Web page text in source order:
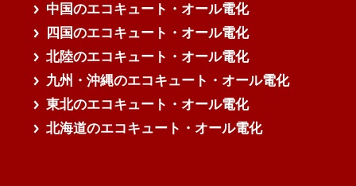
中国のエコキュート・オール電化
四国のエコキュート・オール電化
北陸のエコキュート・オール電化
九州・沖縄のエコキュート・オール電化
東北のエコキュート・オール電化
北海道のエコキュート・オール電化